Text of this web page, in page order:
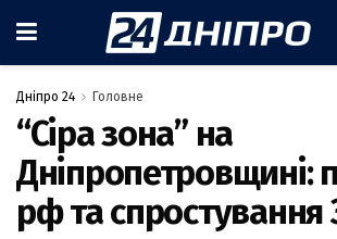
Дніпро 24 Головне
“Сіра зона” на
Дніпропетровщині:
рф та спростування